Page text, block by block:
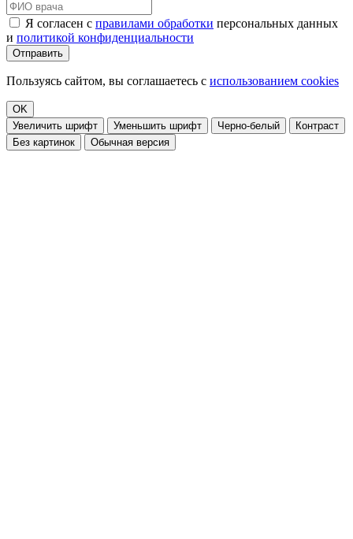
Я согласен с правилами обработки персональных данных
и политикой конфиденциальности
Отправить
Пользуясь сайтом, вы соглашаетесь с использованием cookies
OK
Увеличить шрифт
Уменьшить шрифт Черно-белый
Контраст
Без картинок
Обычная версия